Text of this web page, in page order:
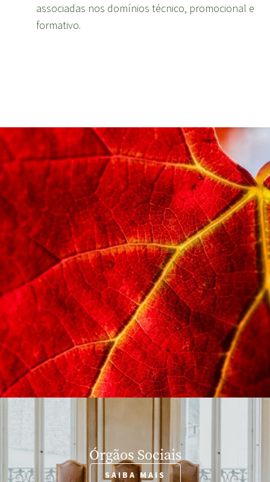
associadas nos domínios técnico, promocional e
formativo.
Órgãos Sociais
SAIBA MAIS